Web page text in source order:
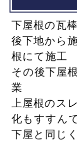
下屋根の瓦
後下地から
根にて施工
その後下屋
業
上屋根のス
化もすすん
下屋と同じ